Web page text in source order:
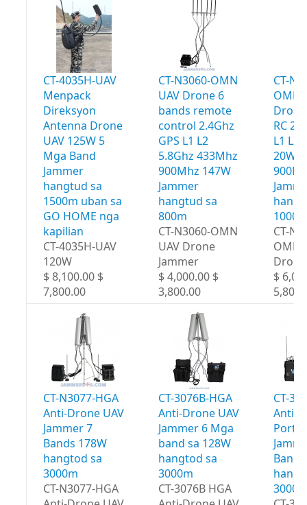
CT-4035H-UAV
Menpack
Direksyon
Antenna Drone
UAV 125W 5
Mga Band
Jammer
hangtud sa
1500m uban sa
GO HOME nga
kapilian
CT-4035H-UAV
120W
$ 8,100.00 $
7,800.00
CT-N3060-OMN
UAV Drone 6
bands remote
control 2.4Ghz
GPS L1 L2
5.8Ghz 433Mhz
900Mhz 147W
Jammer
hangtud sa
800m
CT-N3060-OMN
UAV Drone
Jammer
$ 4,000.00 $
3,800.00
CT-
OMN
RC
L1 L2
20W
CT-
OMN
$
CT-N3077-HGA
Anti-Drone UAV
Jammer 7
Bands 178W
hangtod sa
3000m
CT-N3077-HGA
CT-3076B-HGA
Anti-Drone UAV
Jammer 6 Mga
band sa 128W
hangtod sa
3000m
CT-3076B HGA
CT-
Anti-